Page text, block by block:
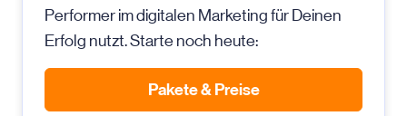
Performer im digitalen Marketing für Deinen
Erfolg nutzt. Starte noch heute:
Pakete & Preise